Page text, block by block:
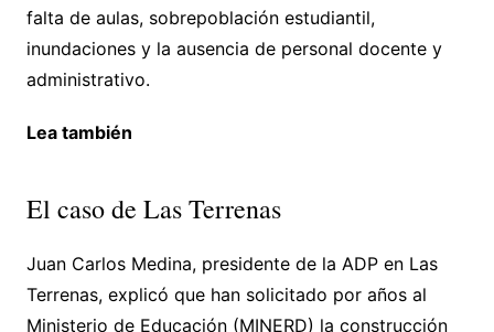
falta de aulas, sobrepoblación estudiantil,
inundaciones y la ausencia de personal docente y
administrativo.
Lea también
El caso de Las Terrenas
Juan Carlos Medina, presidente de la ADP en Las
Terrenas, explicó que han solicitado por años al
Ministerio de Educación (MINERD) la construcción